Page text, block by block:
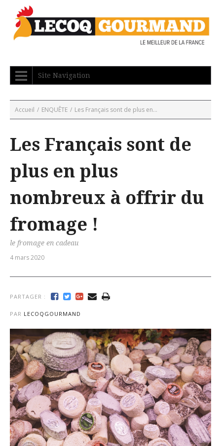
Site Navigation
Accueil / ENQUÊTE / Les Français sont de plus en...
Les Français sont de
plus en plus
nombreux à offrir du
fromage !
le fromage en cadeau
4 mars 2020
PARTAGER :
PAR LECOQGOURMAND